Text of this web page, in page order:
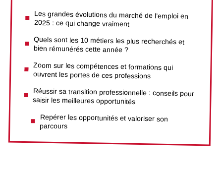
Les grandes évolutions du marché de l’emploi en
2025 : ce qui change vraiment
Quels sont les 10 métiers les plus recherchés et
bien rémunérés cette année ?
Zoom sur les compétences et formations qui
ouvrent les portes de ces professions
Réussir sa transition professionnelle : conseils pour
saisir les meilleures opportunités
Repérer les opportunités et valoriser son
parcours